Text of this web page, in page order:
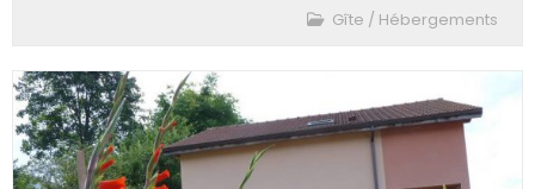
Gîte / Hébergements